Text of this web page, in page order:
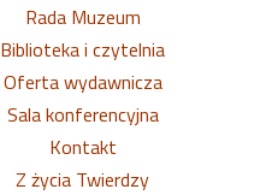
Rada Muzeum
Biblioteka i czytelnia
Oferta wydawnicza
Sala konferencyjna
Kontakt
Z życia Twierdzy